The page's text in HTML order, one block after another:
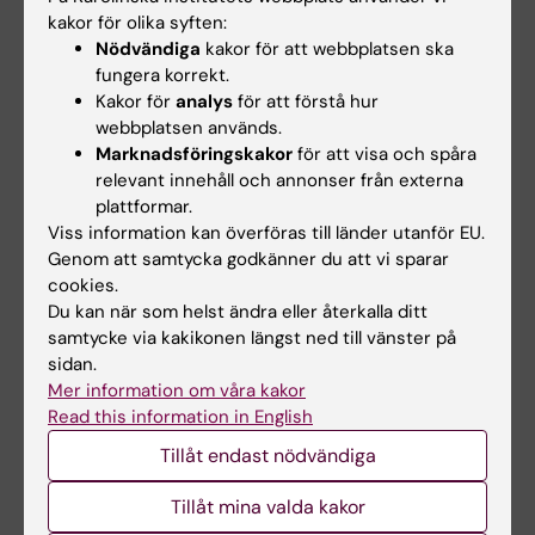
Ingelshed K, Neo SY, Lundquist J, Chaabane W,
Nisancioglu MH, Leiss LW,
Östman A, Bergh J, Sedimbi S, Lehti K,
Lundqvist A, Stragliotto
CL, *Haglund F*, Ehnman M.Cancers (Basel).
2021 Mar 9;13(5):1175. doi:
10.3390/cancers13051175.PMID: 33803245
Clear-cell chondrosarcomas: Fine-needle
aspiration cytology, radiological
findings, and patient demographics of a rare
entity. [7] Zhang Y, Alagic Z,
Tani E, Skorpil M, Tsagkozis P, *Haglund
F.*Diagn Cytopathol. 2021
Jan;49(1):46-53. doi: 10.1002/dc.24582. Epub
2020 Aug 12.PMID: 32786062
Nuclear IGF1R interact with PCNA to preserve
DNA replication after DNA-damage
kakor för olika syften:
Nödvändiga kakor för att webbplatsen ska
fungera korrekt.
Kakor för analys för att förstå hur
webbplatsen används.
Marknadsföringskakor för att visa och spåra
relevant innehåll och annonser från externa
plattformar.
Viss information kan överföras till länder utanför EU.
Genom att samtycka godkänner du att vi sparar
cookies.
Du kan när som helst ändra eller återkalla ditt
samtycke via kakikonen längst ned till vänster på
sidan.
Mer information om våra kakor
Read this information in English
Tillåt endast nödvändiga
Tillåt mina valda kakor